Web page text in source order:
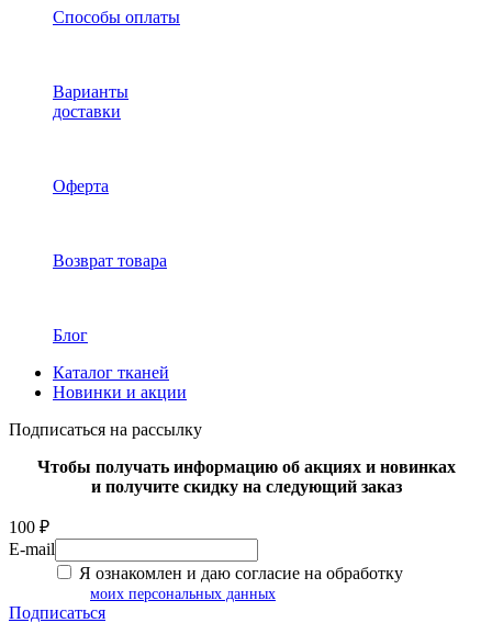
Способы оплаты
Варианты
доставки
Оферта
Возврат товара
Блог
Каталог тканей
Новинки и акции
Подписаться на рассылку
Чтобы получать информацию об акциях и новинках
и получите скидку на следующий заказ
100 ₽
E-mail
Я ознакомлен и даю согласие на обработку
моих персональных данных
Подписаться